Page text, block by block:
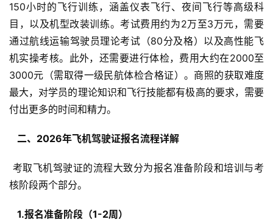
150小时的飞行训练，涵盖仪表飞行、夜间飞行等高级科
目，以及机型改装训练。考试费用约为2万至3万元，需要
通过航线运输驾驶员理论考试（80分及格）以及高性能飞
机实操考核。此外，还需要进行体检，费用大约在2000至
3000元（需取得一级民航体检合格证）。商照的获取难度
最大，对学员的理论知识和飞行技能都有极高的要求，需要
付出更多的时间和精力。
  二、2026年飞机驾驶证报名流程详解
核阶段两个部分。
  1.报名准备阶段（1-2周）